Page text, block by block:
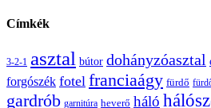
Címkék
3-2-1 asztal bútor dohányzóasztal
forgószék fotel franciaágy fürdő
gardrób garnitúra heverő háló